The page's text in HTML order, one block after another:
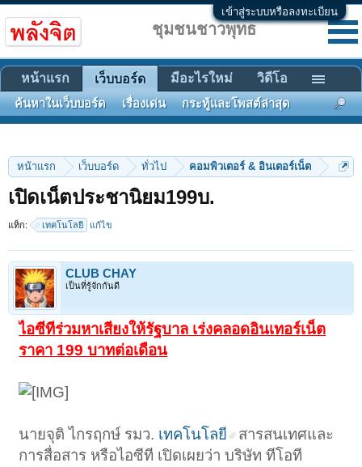
เข้าสู่ระบบหรือลงทะเบียน
หน้าแรก เว็บบอร์ด ทั่วไป คอมพิวเตอร์ & อินเตอร์เน็ต
เปิดเน็ตประชานิยม199บ.
แท็ก: เทคโนโลยี แก้ไข
CLUB CHAY
เป็นที่รู้จักกันดี
ไอซีทีร่วมหาเสียงให้รัฐบาล เร่งคลอดอินเทอร์เน็ต
ราคา 199 บาทต่อเดือน
นายจุติ ไกรฤกษ์ รมว. เทคโนโลยี
สารสนเทศและ
การสื่อสาร หรือไอซีที เปิดเผยว่า บริษัท ทีโอที
ชุมชนชาวพุทธ
หน้าแรก เว็บบอร์ด
ค้นหาในเว็บบอร์ด เรื่องเด่น กระทู้และโพสต์ล่าสุด
มีอะไรใหม่ วิดีโอ